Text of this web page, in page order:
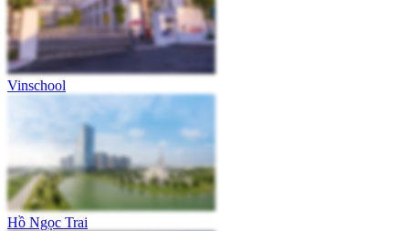
Vinschool
Hồ Ngọc Trai